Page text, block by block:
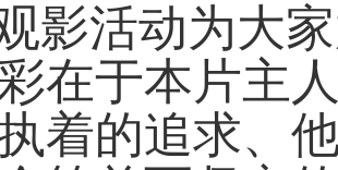
影活动为大
在于本片主
着的追求、